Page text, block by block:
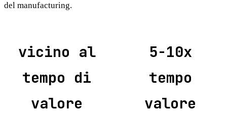
del manufacturing.
vicino al
tempo di
valore
5-10x
tempo
valore